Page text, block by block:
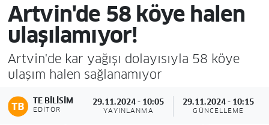
Artvin'de 58 köye halen
ulaşılamıyor!
Artvin'de kar yağışı dolayısıyla 58 köye
ulaşım halen sağlanamıyor
TE BILISIM
EDITÖR
29.11.2024 - 10:05
YAYINLANMA
29.11.2024 - 10:15
GÜNCELLEME
Son Dakika Haberleri
Haber Arşivi